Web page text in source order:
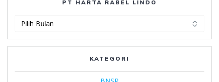
PT HARTA RABEL LINDO
Rabel
Lindo
KATEGORI